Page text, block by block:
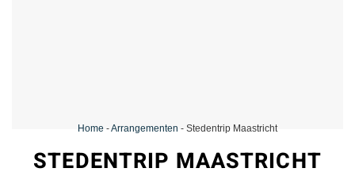
Home -Arrangementen - Stedentrip Maastricht
STEDENTRIP MAASTRICHT